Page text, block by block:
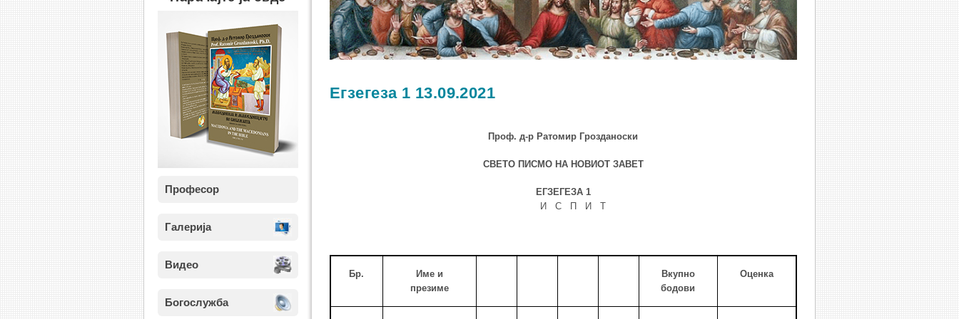
Професор
Галерија
Видео
Богослужба
Егзегеза 1 13.09.2021
Проф. д-р Ратомир Грозданоски
СВЕТО ПИСМО НА НОВИОТ ЗАВЕТ
ЕГЗЕГЕЗА 1
И С П И Т
Бр.
Име и
презиме
Вкупно
бодови
Оценка